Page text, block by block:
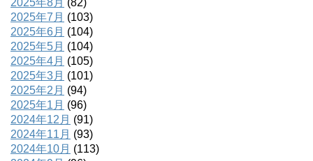
2025年8月 (82)
2025年7月 (103)
2025年6月 (104)
2025年5月 (104)
2025年4月 (105)
2025年3月 (101)
2025年2月 (94)
2025年1月 (96)
2024年12月 (91)
2024年11月 (93)
2024年10月 (113)